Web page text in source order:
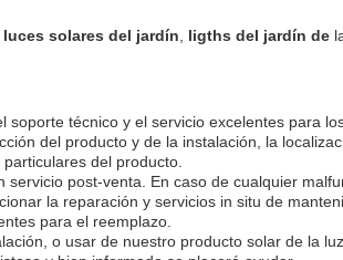
solares del jardín ligths del jardín de
técnico y el servicio excelentes para
del producto y de la instalación, la
del producto.
post-venta. En caso de cualquier
la reparación y servicios in situ de
para el reemplazo.
o usar de nuestro producto solar de la